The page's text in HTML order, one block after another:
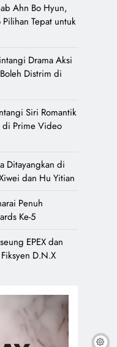
Ahn Bo Hyun,
Tepat untuk
Drama Aksi
Distrim di
Siri Romantik
di Prime Video
Ditayangkan di
dan Hu Yitian
Penuh
Ke-5
EPEX dan
D.N.X